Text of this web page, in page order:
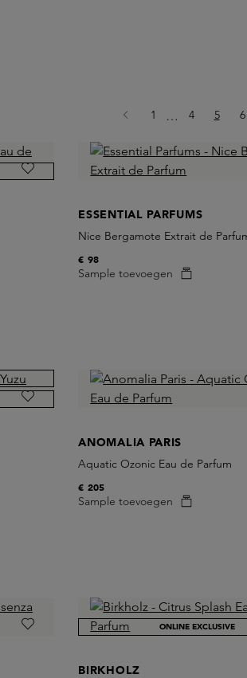
Pagina
1 Ellipsis
… Pagina
4 Pagina
5 6
ESSENTIAL PARFUMS
Nice Bergamote Extrait de
Sample toevoegen
€ 98
ANOMALIA PARIS
Aquatic Ozonic Eau de Parfum
Sample toevoegen
€ 205
ONLINE EXCLUSIVE
BIRKHOLZ